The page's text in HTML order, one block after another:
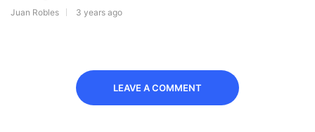
Juan Robles 3 years ago
LEAVE A COMMENT